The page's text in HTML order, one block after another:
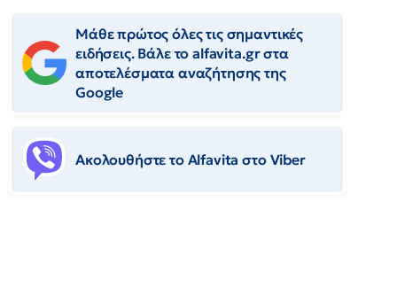
Μάθε πρώτος όλες τις σημαντικές
ειδήσεις. Βάλε το alfavita.gr στα
αποτελέσματα αναζήτησης της
Google
Ακολουθήστε το Αlfavita στο Viber